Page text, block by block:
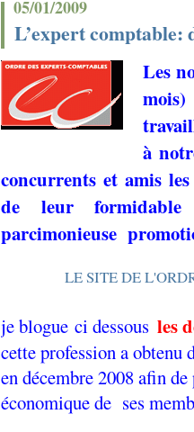
05/01/2009
L’expert comptable:
Les
à
concurrents et amis
de leur formidable
parcimonieuse
LE SITE DE
je blogue ci dessous les
cette profession a obtenu
en décembre 2008 afin
économique de ses